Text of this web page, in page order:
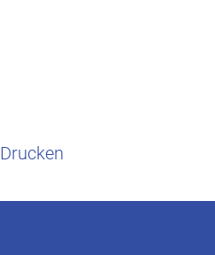
Drucken